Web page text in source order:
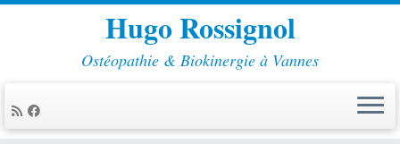
Hugo Rossignol
Ostéopathie & Biokinergie à Vannes